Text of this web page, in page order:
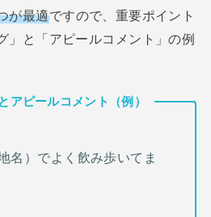
が最適ですので、重要ポイント
」と「アピールコメント」の例
アピールコメント（例）
名）でよく飲み歩いてま